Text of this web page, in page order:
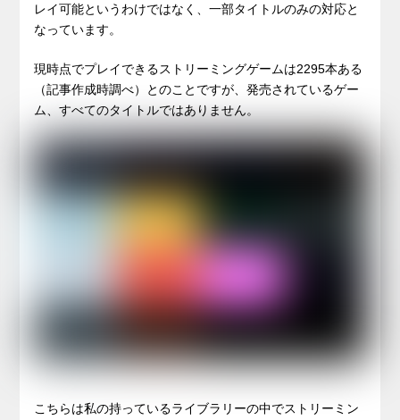
レイ可能というわけではなく、一部タイトルのみの対応と
なっています。
現時点でプレイできるストリーミングゲームは2295本ある
（記事作成時調べ）とのことですが、発売されているゲー
ム、すべてのタイトルではありません。
こちらは私の持っているライブラリーの中でストリーミン